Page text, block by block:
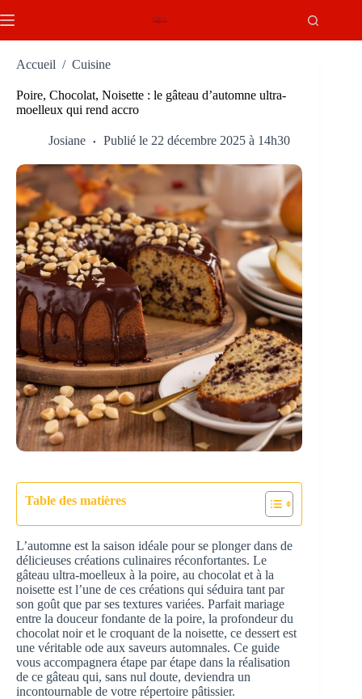
au
Accueil / Cuisine
Poire, Chocolat, Noisette : le gâteau d’automne ultra-
moelleux qui rend accro
Josiane Publié le 22 décembre 2025 à 14h30
Table des matières
L’automne est la saison idéale pour se plonger dans de
délicieuses créations culinaires réconfortantes. Le
gâteau ultra-moelleux à la poire, au chocolat et à la
noisette est l’une de ces créations qui séduira tant par
son goût que par ses textures variées. Parfait mariage
entre la douceur fondante de la poire, la profondeur du
chocolat noir et le croquant de la noisette, ce dessert est
une véritable ode aux saveurs automnales. Ce guide
vous accompagnera étape par étape dans la réalisation
de ce gâteau qui, sans nul doute, deviendra un
incontournable de votre répertoire pâtissier.